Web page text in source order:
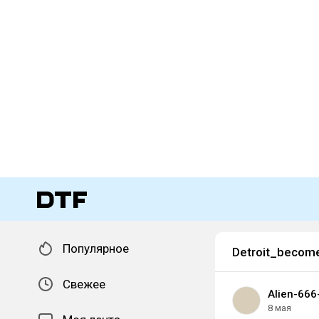
Популярное
Свежее
Alien-
8 мая